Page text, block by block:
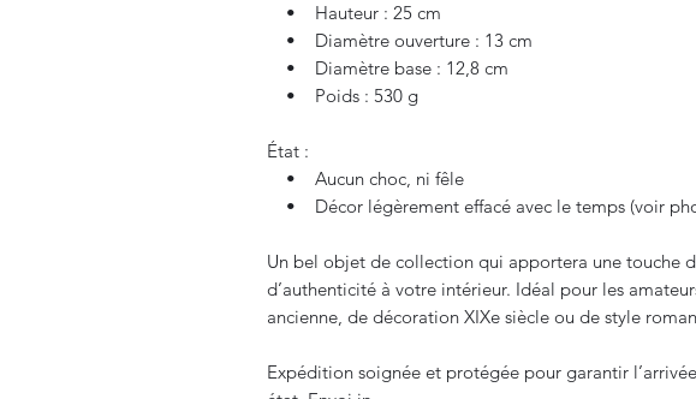
• Hauteur : 25 cm
• Diamètre ouverture : 13 cm
• Diamètre base : 12,8 cm
• Poids : 530 g
État :
• Aucun choc, ni fêle
• Décor légèrement effacé avec le temps (voir
Un bel objet de collection qui apportera une touche
d’authenticité à votre intérieur. Idéal pour les
ancienne, de décoration XIXe siècle ou de style
Expédition soignée et protégée pour garantir